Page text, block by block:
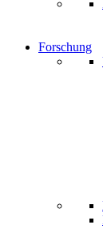
Forschung